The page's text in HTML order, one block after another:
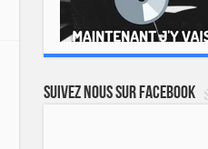
Suivez nous sur Facebook